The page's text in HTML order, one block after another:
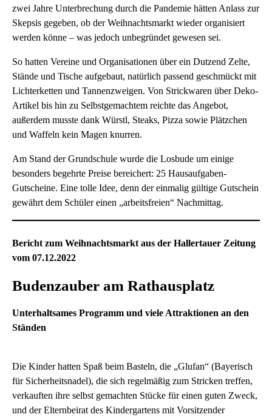
zwei Jahre Unterbrechung durch die Pandemie hätten Anlass zur
Skepsis gegeben, ob der Weihnachtsmarkt wieder organisiert
werden könne – was jedoch unbegründet gewesen sei.
So hatten Vereine und Organisationen über ein Dutzend Zelte,
Stände und Tische aufgebaut, natürlich passend geschmückt mit
Lichterketten und Tannenzweigen. Von Strickwaren über Deko-
Artikel bis hin zu Selbstgemachtem reichte das Angebot,
außerdem musste dank Würstl, Steaks, Pizza sowie Plätzchen
und Waffeln kein Magen knurren.
Am Stand der Grundschule wurde die Losbude um einige
besonders begehrte Preise bereichert: 25 Hausaufgaben-
Gutscheine. Eine tolle Idee, denn der einmalig gültige Gutschein
gewährt dem Schüler einen „arbeitsfreien“ Nachmittag.
Bericht zum Weihnachtsmarkt aus der Hallertauer Zeitung
vom 07.12.2022
Budenzauber am Rathausplatz
Unterhaltsames Programm und viele Attraktionen an den
Ständen
Die Kinder hatten Spaß beim Basteln, die „Glufan“ (Bayerisch
für Sicherheitsnadel), die sich regelmäßig zum Stricken treffen,
verkauften ihre selbst gemachten Stücke für einen guten Zweck,
und der Elternbeirat des Kindergartens mit Vorsitzender